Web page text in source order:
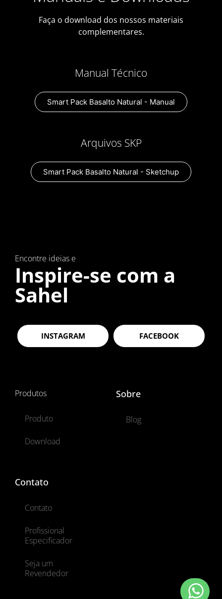
Faça o download dos nossos materiais
complementares.
Manual Técnico
Smart Pack Basalto Natural - Manual
Arquivos SKP
Smart Pack Basalto Natural - Sketchup
Encontre ideias e
Inspire-se com a
Sahel
INSTAGRAM FACEBOOK
Produtos
Produto
Download
Sobre
Blog
Contato
Contato
Profissional
Especificador
Seja um
Revendedor